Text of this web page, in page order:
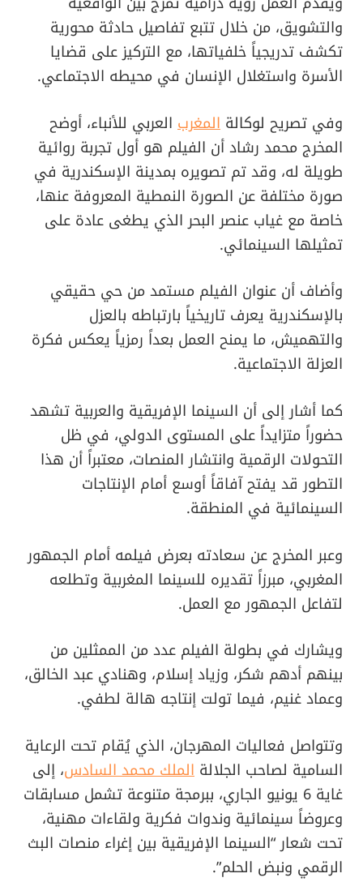
والتشويق، من خلال تتبع تفاصيل حادثة محورية
تكشف تدريجياً خلفياتها، مع التركيز على قضايا
الأسرة واستغلال الإنسان في محيطه الاجتماعي.
وفي تصريح لوكالة المغرب العربي للأنباء، أوضح
المخرج محمد رشاد أن الفيلم هو أول تجربة روائية
طويلة له، وقد تم تصويره بمدينة الإسكندرية في
صورة مختلفة عن الصورة النمطية المعروفة عنها،
خاصة مع غياب عنصر البحر الذي يطغى عادة على
تمثيلها السينمائي.
وأضاف أن عنوان الفيلم مستمد من حي حقيقي
بالإسكندرية يعرف تاريخياً بارتباطه بالعزل
والتهميش، ما يمنح العمل بعداً رمزياً يعكس فكرة
العزلة الاجتماعية.
كما أشار إلى أن السينما الإفريقية والعربية تشهد
حضوراً متزايداً على المستوى الدولي، في ظل
التحولات الرقمية وانتشار المنصات، معتبراً أن هذا
التطور قد يفتح آفاقاً أوسع أمام الإنتاجات
السينمائية في المنطقة.
وعبر المخرج عن سعادته بعرض فيلمه أمام الجمهور
المغربي، مبرزاً تقديره للسينما المغربية وتطلعه
لتفاعل الجمهور مع العمل.
ويشارك في بطولة الفيلم عدد من الممثلين من
بينهم أدهم شكر، وزياد إسلام، وهنادي عبد الخالق،
وعماد غنيم، فيما تولت إنتاجه هالة لطفي.
وتتواصل فعاليات المهرجان، الذي يُقام تحت الرعاية
السامية لصاحب الجلالة الملك محمد السادس، إلى
غاية 6 يونيو الجاري، ببرمجة متنوعة تشمل مسابقات
وعروضاً سينمائية وندوات فكرية ولقاءات مهنية،
تحت شعار “السينما الإفريقية بين إغراء منصات البث
الرقمي ونبض الحلم”.